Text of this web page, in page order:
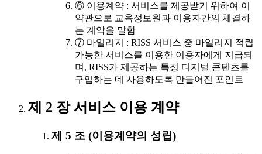
⑥ 이용계약 : 서비스를 제공받기 위하여 이
약관으로 교육정보원과 이용자간의 체결하
는 계약을 말함
⑦ 마일리지 : RISS 서비스 중 마일리지 적립
가능한 서비스를 이용한 이용자에게 지급되
며, RISS가 제공하는 특정 디지털 콘텐츠를
구입하는 데 사용하도록 만들어진 포인트
제 2 장 서비스 이용 계약
제 5 조 (이용계약의 성립)